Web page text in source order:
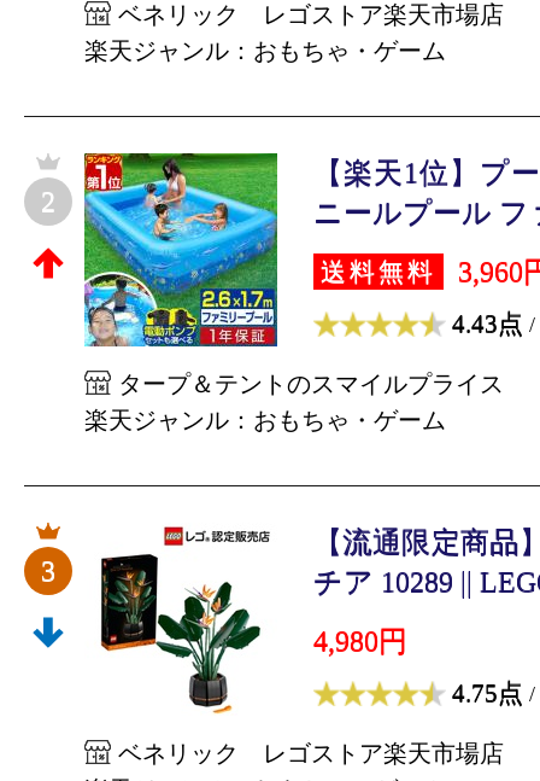
ベネリック レゴストア楽天市場店
楽天ジャンル：おもちゃ・ゲーム
2
【楽天1位】プ
ニールプール フ
送料無料 3,960
4.43点 /
タープ＆テントのスマイルプライス
楽天ジャンル：おもちゃ・ゲーム
3
【流通限定商
チア 10289 ||
4,980円
4.75点 /
ベネリック レゴストア楽天市場店